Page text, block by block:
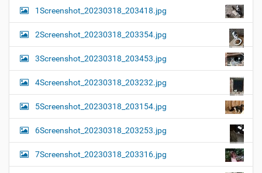
1Screenshot_20230318_203418.jpg
2Screenshot_20230318_203354.jpg
3Screenshot_20230318_203453.jpg
4Screenshot_20230318_203232.jpg
5Screenshot_20230318_203154.jpg
6Screenshot_20230318_203253.jpg
7Screenshot_20230318_203316.jpg